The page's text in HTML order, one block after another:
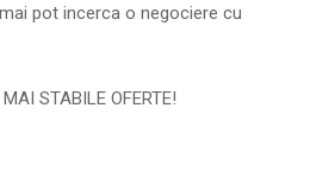
pot incerca o negociere cu
STABILE OFERTE!